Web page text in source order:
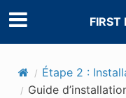
Étape 2 :
Guide